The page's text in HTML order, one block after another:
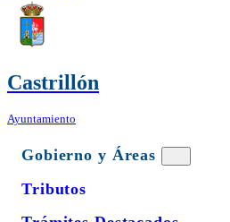
Castrillón
Ayuntamiento
Gobierno y Áreas
Tributos